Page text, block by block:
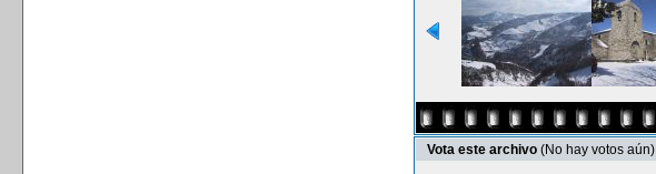
Vota este archivo (No hay votos aún)